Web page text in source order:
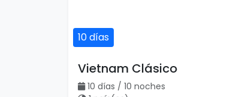
USD $972
por persona